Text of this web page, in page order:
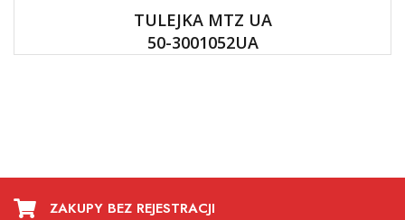
TULEJKA MTZ UA
50-3001052UA
ZAKUPY BEZ REJESTRACJI